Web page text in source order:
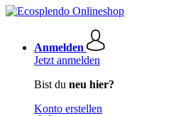
Anmelden
Jetzt anmelden
Bist du neu hier?
Konto erstellen